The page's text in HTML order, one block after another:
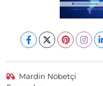
Mardin Nöbetçi